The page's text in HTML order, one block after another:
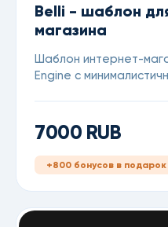
Belli - шаблон
магазина
Шаблон интернет-
Engine с
7000 RUB
+800 бонусов в подарок